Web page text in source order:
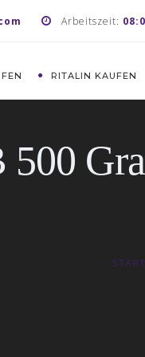
Arbeitszeit:
RITALIN KAUFEN
500